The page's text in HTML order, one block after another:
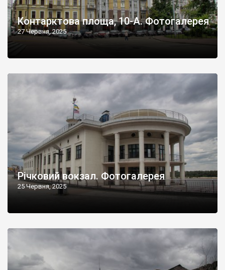
Контарктова площа, 10-А. Фотогалерея
27 Червня, 2025
Річковий вокзал. Фотогалерея
25 Червня, 2025